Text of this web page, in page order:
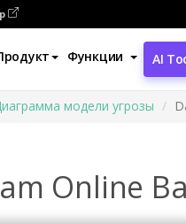
Функции AI
модели угрозы
Online